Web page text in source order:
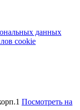
данных
cookie
Посмотреть на